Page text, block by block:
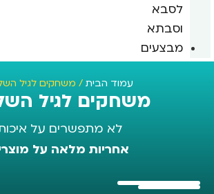
לסבא
וסבתא
מבצעים
עמוד הבית / משחקים לגיל
משחקים לגיל
לא מתפשרים על
אחריות מלאה על